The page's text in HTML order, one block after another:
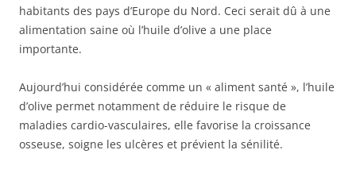
habitants des pays d’Europe du Nord. Ceci serait dû à une
alimentation saine où l’huile d’olive a une place
importante.
Aujourd’hui considérée comme un « aliment santé », l’huile
d’olive permet notamment de réduire le risque de
maladies cardio-vasculaires, elle favorise la croissance
osseuse, soigne les ulcères et prévient la sénilité.